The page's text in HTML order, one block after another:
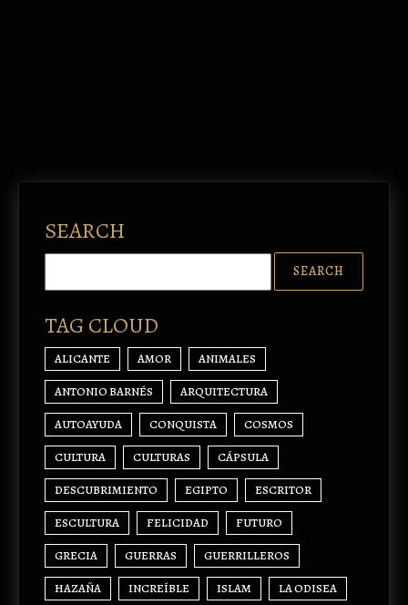
SEARCH
TAG CLOUD
ALICANTE AMOR ANIMALES
ANTONIO BARNÉS ARQUITECTURA
AUTOAYUDA CONQUISTA COSMOS
CULTURA CULTURAS CÁPSULA
DESCUBRIMIENTO EGIPTO ESCRITOR
ESCULTURA FELICIDAD FUTURO
GRECIA GUERRAS GUERRILLEROS
HAZAÑA INCREÍBLE ISLAM LA ODISEA